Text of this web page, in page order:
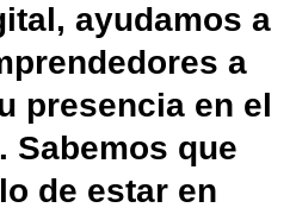
ayudamos a
a
presencia en el
Sabemos que
de estar en